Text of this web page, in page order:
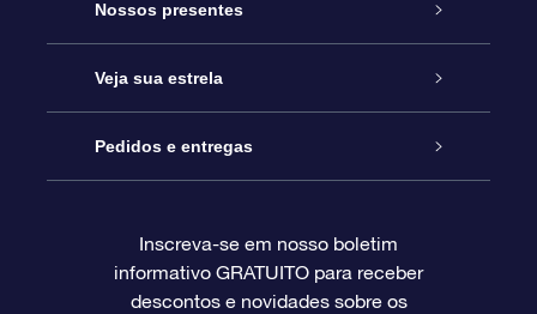
Serviço
Entre em contato conosco
Blog
Avaliações
Nossos presentes
Presente estrelar on-line
Pacote de presente da OSR
O cartão de presente da OSR
Veja sua estrela
Star Register
Página estelar personalizada
Pedidos e entregas
Informações de pagamento
Inscreva-se em nosso boletim
informativo GRATUITO para receber
descontos e novidades sobre os